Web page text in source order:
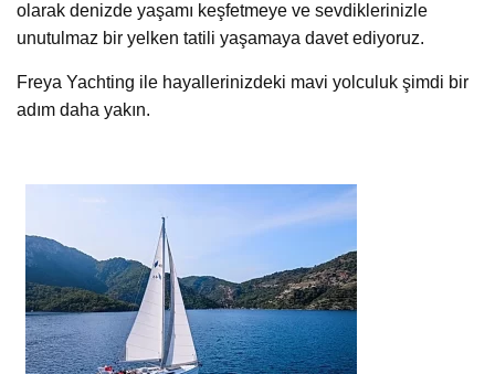
olarak denizde yaşamı keşfetmeye ve sevdiklerinizle
unutulmaz bir yelken tatili yaşamaya davet ediyoruz.
Freya Yachting ile hayallerinizdeki mavi yolculuk şimdi bir
adım daha yakın.